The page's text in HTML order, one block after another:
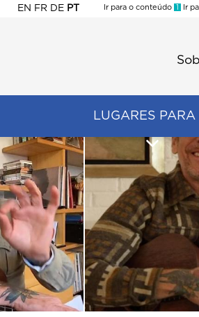
EN FR DE PT
Ir para o conteúdo 1 Ir
LUGARES PARA